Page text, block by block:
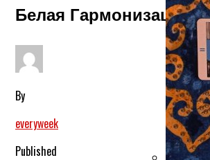
Белая Гармонизация
By
everyweek
Published